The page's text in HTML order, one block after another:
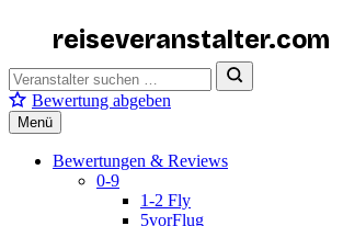
reiseveranstalter.com
Bewertung abgeben
Menü
Bewertungen & Reviews
0-9
1-2 Fly
5vorFlug